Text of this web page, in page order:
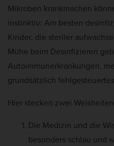
Mikroben krankmachen
instinktiv: Am besten
Kinder, die steriler
Mühe beim Desinfizieren
Autoimmunerkrankungen,
grundsätzlich
Hier stecken zwei
Die Medizin und die
besonders schlau und